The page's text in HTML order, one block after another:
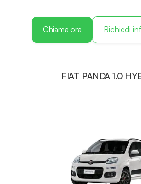
Chiama ora Richiedi
FIAT PANDA 1.0